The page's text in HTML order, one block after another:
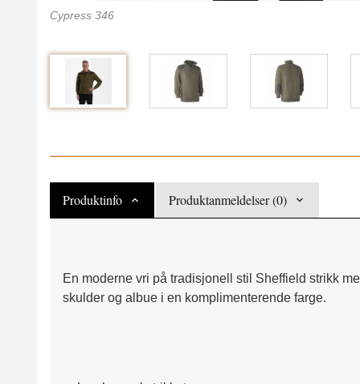
Cypress 346
Produktinfo Produktanmeldelser (0)
En moderne vri på tradisjonell stil Sheffield strikk
skulder og albue i en komplimenterende farge.